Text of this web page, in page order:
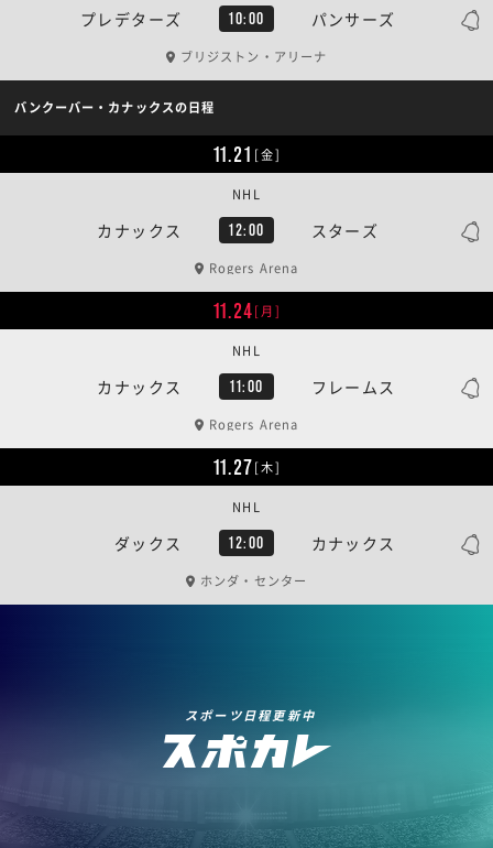
プレデターズ 10:00 パンサーズ
ブリジストン・アリーナ
バンクーバー・カナックスの日程
11.21 [金]
カナックス 12:00 スターズ
NHL
Rogers Arena
11.24[月]
カナックス 11:00 フレームス
NHL
Rogers Arena
11.27[木]
ダックス 12:00 カナックス
NHL
ホンダ・センター
スポーツ日程更新中